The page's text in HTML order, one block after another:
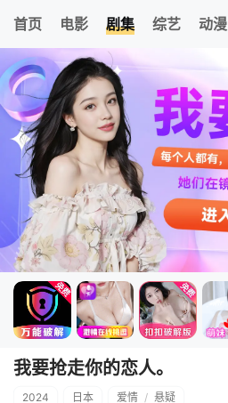
首页 电影 剧集 综艺 动漫
我的观影记录
我要抢走你的恋人。
清空
我要抢走你的恋人。
2024 日本 爱情 / 悬疑